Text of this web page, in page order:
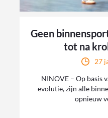
Geen
tot na
27
NINOVE – Op basis
evolutie, zijn alle
opnieuw